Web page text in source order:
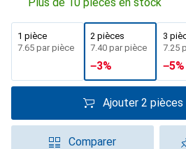
1 pièce
CHF
7.65 par pièce
2 pièces
CHF
7.40 par pièce
−3%
3
CHF
7.25
−5%
Ajouter 2 pièces
Comparer